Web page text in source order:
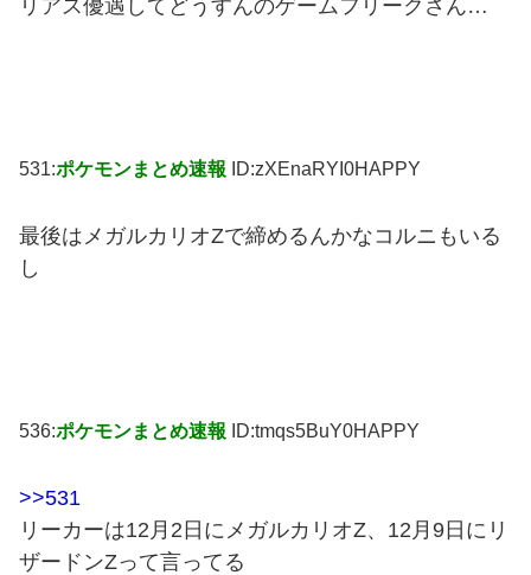
リアス優遇してどうすんのゲームフリークさん…
531:ポケモンまとめ速報 ID:zXEnaRYI0HAPPY
最後はメガルカリオZで締めるんかなコルニもいる
し
536:ポケモンまとめ速報 ID:tmqs5BuY0HAPPY
>>531
リーカーは12月2日にメガルカリオZ、12月9日にリ
ザードンZって言ってる